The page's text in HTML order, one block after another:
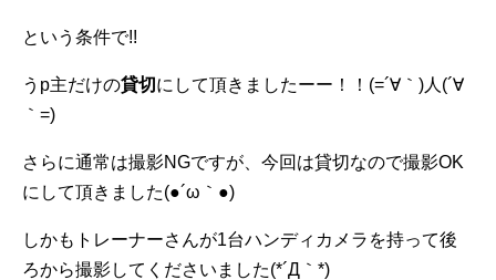
という条件で!!
うp主だけの貸切にして頂きましたーー！！(=´∀｀)人(´∀
｀=)
さらに通常は撮影NGですが、今回は貸切なので撮影OK
にして頂きました(●´ω｀●)
しかもトレーナーさんが1台ハンディカメラを持って後
ろから撮影してくださいました(*´Д｀*)